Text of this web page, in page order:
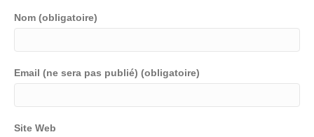
Nom (obligatoire)
Email (ne sera pas publié) (obligatoire)
Site Web